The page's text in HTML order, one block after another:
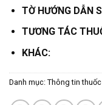
TỜ HƯỚNG DẪN
TƯƠNG TÁC
KHÁC:
Danh mục: Thông tin